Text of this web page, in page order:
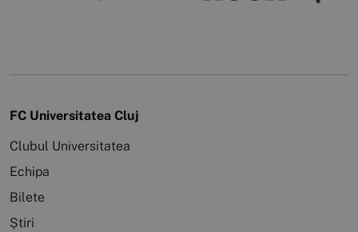
FC Universitatea Cluj
Clubul Universitatea
Echipa
Bilete
Știri